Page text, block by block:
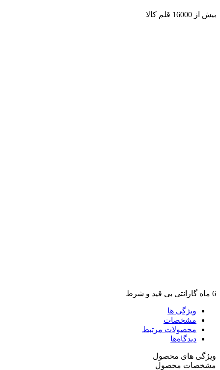
بیش از 16000 قلم کالا
6 ماه گارانتی بی قید و شرط
ویژگی ها
مشخصات
محصولات مرتبط
دیدگاه‌ها
ویژگی های محصول
مشخصات محصول